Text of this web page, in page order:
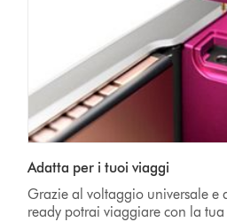
Adatta per i tuoi viaggi
Grazie al voltaggio universale e
ready potrai viaggiare con la tua